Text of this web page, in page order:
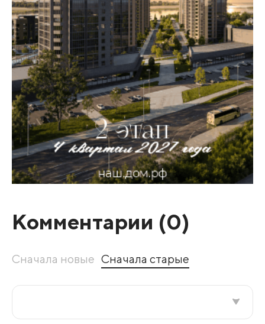
Комментарии (0)
Сначала новые Сначала старые